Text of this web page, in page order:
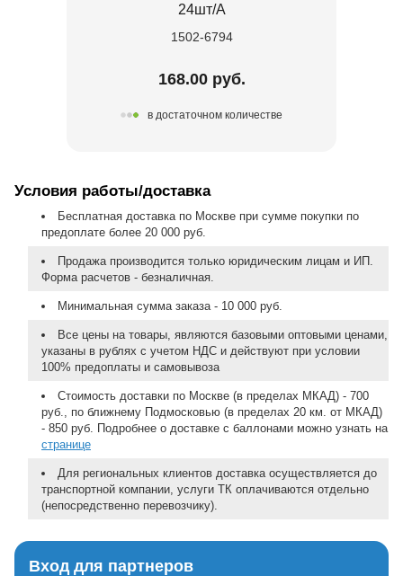
24шт/A
1502-6794
168.00 руб.
в достаточном количестве
Условия работы/доставка
Бесплатная доставка по Москве при сумме покупки по
предоплате более 20 000 руб.
Продажа производится только юридическим лицам и ИП.
Форма расчетов - безналичная.
Минимальная сумма заказа - 10 000 руб.
Все цены на товары, являются базовыми оптовыми ценами,
указаны в рублях с учетом НДС и действуют при условии
100% предоплаты и самовывоза
Стоимость доставки по Москве (в пределах МКАД) - 700
руб., по ближнему Подмосковью (в пределах 20 км. от МКАД)
- 850 руб. Подробнее о доставке с баллонами можно узнать на
странице
Для региональных клиентов доставка осуществляется до
транспортной компании, услуги ТК оплачиваются отдельно
(непосредственно перевозчику).
Вход для партнеров